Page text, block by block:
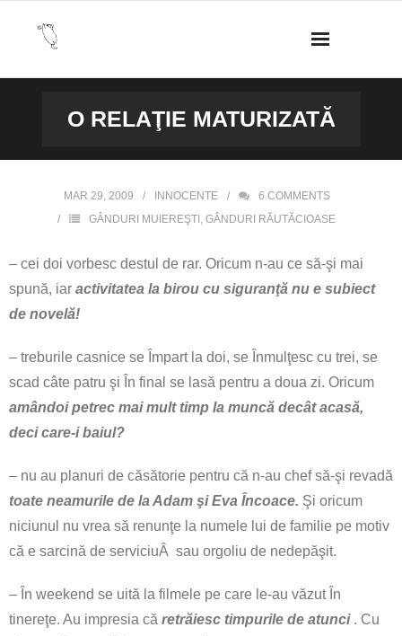
O RELAŢIE MATURIZATĂ
MAR 29, 2009 INNOCENTE 6 COMMENTS
GÂNDURI MUIEREŞTI , GÂNDURI RĂUTĂCIOASE
– cei doi vorbesc destul de rar. Oricum n-au ce să-şi mai
spună, iar activitatea la birou cu siguranţă nu e subiect
de novelă!
– treburile casnice se Împart la doi, se Înmulţesc cu trei, se
scad câte patru şi În final se lasă pentru a doua zi. Oricum
amândoi petrec mai mult timp la muncă decât acasă,
deci care-i baiul?
– nu au planuri de căsătorie pentru că n-au chef să-şi revadă
toate neamurile de la Adam şi Eva Încoace. Şi oricum
niciunul nu vrea să renunţe la numele lui de familie pe motiv
că e sarcină de serviciuÂ sau orgoliu de nedepăşit.
– În weekend se uită la filmele pe care le-au văzut În
tinereţe. Au impresia că retrăiesc timpurile de atunci . Cu